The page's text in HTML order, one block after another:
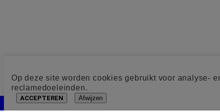
Op deze site worden cookies gebruikt voor analyse-
reclamedoeleinden.
ACCEPTEREN Afwijzen
Cookie toestemming